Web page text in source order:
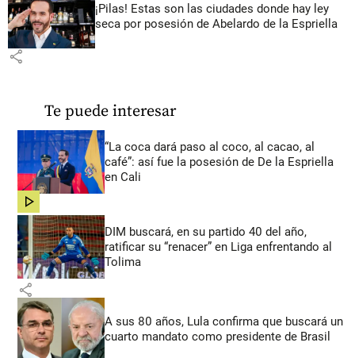
¡Pilas! Estas son las ciudades donde hay ley
seca por posesión de Abelardo de la Espriella
share
Te puede interesar
“La coca dará paso al coco, al cacao, al
café”: así fue la posesión de De la Espriella
en Cali
share
DIM buscará, en su partido 40 del año,
ratificar su “renacer” en Liga enfrentando al
Tolima
share
A sus 80 años, Lula confirma que buscará un
cuarto mandato como presidente de Brasil